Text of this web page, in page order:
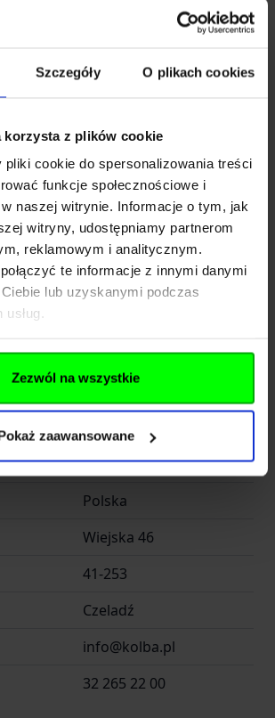
Szczegóły O plikach cookies
korzysta z plików cookie
cookie do spersonalizowania treści
funkcje społecznościowe i
naszej witrynie. Informacje o tym, jak
witryny, udostępniamy partnerom
reklamowym i analitycznym.
te informacje z innymi danymi
lub uzyskanymi podczas
Zezwól na wszystkie
zaawansowane
AOT-M red
techniczne
KOL.039-150
6942870320441
Importer
Kolba sp. z o.o.
Polska
Wiejska 46
41-253
Czeladź
info@kolba.pl
32 265 22 00